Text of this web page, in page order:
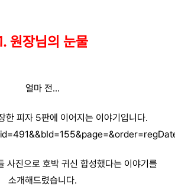
원장님의 눈물
얼마 전...
한 피자 5판에 이어지는 이야기입니다.
사진으로 호박 귀신 합성했다는 이야기를
소개해드렸습니다.